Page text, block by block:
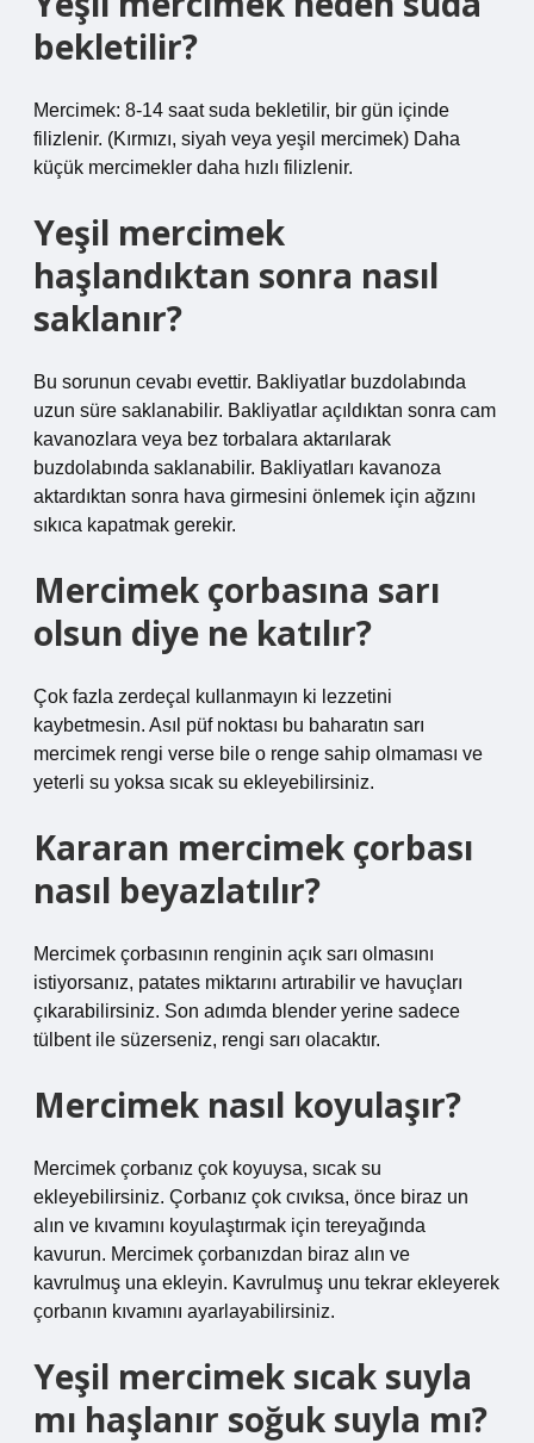
bekletilir?
Mercimek: 8-14 saat suda bekletilir, bir gün içinde
filizlenir. (Kırmızı, siyah veya yeşil mercimek) Daha
küçük mercimekler daha hızlı filizlenir.
Yeşil mercimek
haşlandıktan sonra nasıl
saklanır?
Bu sorunun cevabı evettir. Bakliyatlar buzdolabında
uzun süre saklanabilir. Bakliyatlar açıldıktan sonra cam
kavanozlara veya bez torbalara aktarılarak
buzdolabında saklanabilir. Bakliyatları kavanoza
aktardıktan sonra hava girmesini önlemek için ağzını
sıkıca kapatmak gerekir.
Mercimek çorbasına sarı
olsun diye ne katılır?
Çok fazla zerdeçal kullanmayın ki lezzetini
kaybetmesin. Asıl püf noktası bu baharatın sarı
mercimek rengi verse bile o renge sahip olmaması ve
yeterli su yoksa sıcak su ekleyebilirsiniz.
Kararan mercimek çorbası
nasıl beyazlatılır?
Mercimek çorbasının renginin açık sarı olmasını
istiyorsanız, patates miktarını artırabilir ve havuçları
çıkarabilirsiniz. Son adımda blender yerine sadece
tülbent ile süzerseniz, rengi sarı olacaktır.
Mercimek nasıl koyulaşır?
Mercimek çorbanız çok koyuysa, sıcak su
ekleyebilirsiniz. Çorbanız çok cıvıksa, önce biraz un
alın ve kıvamını koyulaştırmak için tereyağında
kavurun. Mercimek çorbanızdan biraz alın ve
kavrulmuş una ekleyin. Kavrulmuş unu tekrar ekleyerek
çorbanın kıvamını ayarlayabilirsiniz.
Yeşil mercimek sıcak suyla
mı haşlanır soğuk suyla mı?